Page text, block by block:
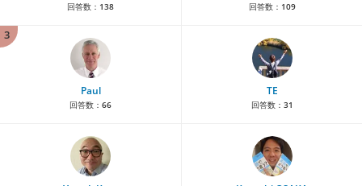
回答数： 138 回答数： 109
3
Paul
回答数： 66
TE
回答数： 31